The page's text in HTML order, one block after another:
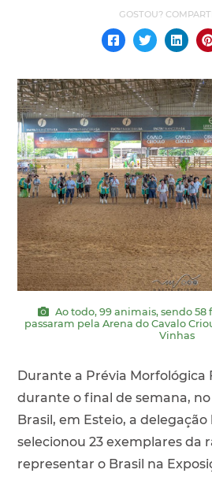
Ao todo, 99 animais, sendo 58
passaram pela Arena do Cavalo
Vinhas
Durante a Prévia Morfológica
durante o final de semana, no
Brasil, em Esteio, a delegação
selecionou 23 exemplares da
representar o Brasil na